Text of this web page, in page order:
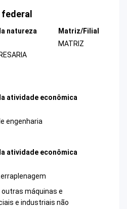
natureza
Matriz/Filial
MATRIZ
atividade econômica
engenharia
atividade econômica
outras máquinas e
e industriais não